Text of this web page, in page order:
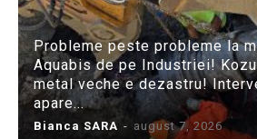
Probleme peste probleme la
Aquabis de pe Industriei!
metal veche e dezastru!
apare...
Bianca SARA - august 7, 2026